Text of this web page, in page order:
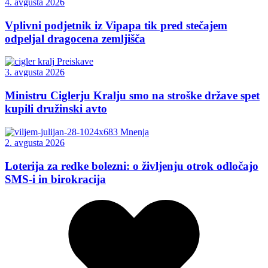
4. avgusta 2026
Vplivni podjetnik iz Vipapa tik pred stečajem
odpeljal dragocena zemljišča
Preiskave
3. avgusta 2026
Ministru Ciglerju Kralju smo na stroške države spet
kupili družinski avto
Mnenja
2. avgusta 2026
Loterija za redke bolezni: o življenju otrok odločajo
SMS-i in birokracija